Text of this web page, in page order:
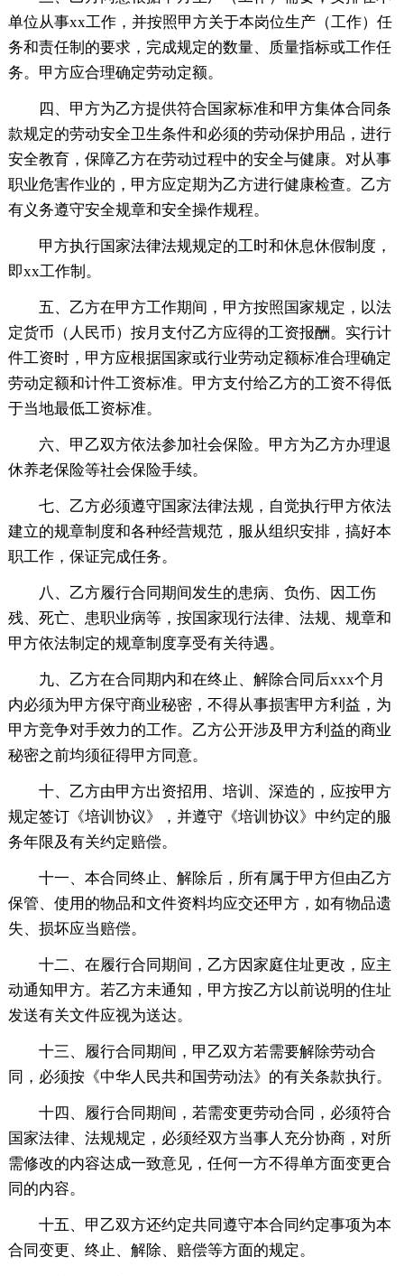
单位从事xx工作，并按照甲方关于本岗位生产（工作）任
务和责任制的要求，完成规定的数量、质量指标或工作任
务。甲方应合理确定劳动定额。
四、甲方为乙方提供符合国家标准和甲方集体合同条
款规定的劳动安全卫生条件和必须的劳动保护用品，进行
安全教育，保障乙方在劳动过程中的安全与健康。对从事
职业危害作业的，甲方应定期为乙方进行健康检查。乙方
有义务遵守安全规章和安全操作规程。
甲方执行国家法律法规规定的工时和休息休假制度，
即xx工作制。
五、乙方在甲方工作期间，甲方按照国家规定，以法
定货币（人民币）按月支付乙方应得的工资报酬。实行计
件工资时，甲方应根据国家或行业劳动定额标准合理确定
劳动定额和计件工资标准。甲方支付给乙方的工资不得低
于当地最低工资标准。
六、甲乙双方依法参加社会保险。甲方为乙方办理退
休养老保险等社会保险手续。
七、乙方必须遵守国家法律法规，自觉执行甲方依法
建立的规章制度和各种经营规范，服从组织安排，搞好本
职工作，保证完成任务。
八、乙方履行合同期间发生的患病、负伤、因工伤
残、死亡、患职业病等，按国家现行法律、法规、规章和
甲方依法制定的规章制度享受有关待遇。
九、乙方在合同期内和在终止、解除合同后xxx个月
内必须为甲方保守商业秘密，不得从事损害甲方利益，为
甲方竞争对手效力的工作。乙方公开涉及甲方利益的商业
秘密之前均须征得甲方同意。
十、乙方由甲方出资招用、培训、深造的，应按甲方
规定签订《培训协议》，并遵守《培训协议》中约定的服
务年限及有关约定赔偿。
十一、本合同终止、解除后，所有属于甲方但由乙方
保管、使用的物品和文件资料均应交还甲方，如有物品遗
失、损坏应当赔偿。
十二、在履行合同期间，乙方因家庭住址更改，应主
动通知甲方。若乙方未通知，甲方按乙方以前说明的住址
发送有关文件应视为送达。
十三、履行合同期间，甲乙双方若需要解除劳动合
同，必须按《中华人民共和国劳动法》的有关条款执行。
十四、履行合同期间，若需变更劳动合同，必须符合
国家法律、法规规定，必须经双方当事人充分协商，对所
需修改的内容达成一致意见，任何一方不得单方面变更合
同的内容。
十五、甲乙双方还约定共同遵守本合同约定事项为本
合同变更、终止、解除、赔偿等方面的规定。